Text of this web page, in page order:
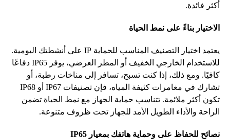
أكثر فائدة.
الاختيار بناءً على نمط الحياة
يعتمد اختيار التصنيف المناسب للحماية على أنشطتك اليومية.
للاستخدام الخارجي الخفيف أو المطر العرضي، يوفر
دفاعًا
كافيًا. ومع ذلك، إذا كنت تسبح، تسافر إلى مناخات رطبة، أو
تشارك في مغامرات كثيفة المياه، فإن تصنيفات أو
تكون أكثر ملائمة. تتناسب حماية الجهاز مع نمط الحياة تضمن
الراحة والأداء الطويل الأمد للجهاز تحت ظروف متنوعة.
نصائح للحفاظ على وحماية هاتفك بمعيار